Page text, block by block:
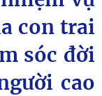
con trai
sóc đời
cao